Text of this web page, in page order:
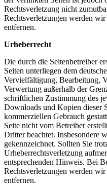
Rechtsverletzung nicht
Rechtsverletzungen werden
entfernen.
Urheberrecht
Die durch die Seitenbetreiber
Seiten unterliegen dem
Vervielfältigung, Bearbeitung,
Verwertung außerhalb der
schriftlichen Zustimmung des
Downloads und Kopien dieser
kommerziellen Gebrauch
Seite nicht vom Betreiber
Dritter beachtet. Insbesondere
gekennzeichnet. Sollten Sie
Urheberrechtsverletzung
entsprechenden Hinweis. Bei
Rechtsverletzungen werden
entfernen.